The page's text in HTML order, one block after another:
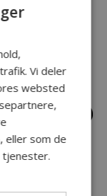
sorg får sprog
Vi deler
websted
eller som de
tjenester.